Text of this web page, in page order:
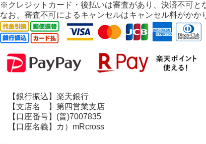
※クレジットカード・後払いは審査があり、決済不可と
なお、審査不可によるキャンセルはキャンセル料がかか
【銀行振込】楽天銀行
【支店名 】第四営業支店
【口座番号】(普)7007835
【口座名義】カ）mRcross